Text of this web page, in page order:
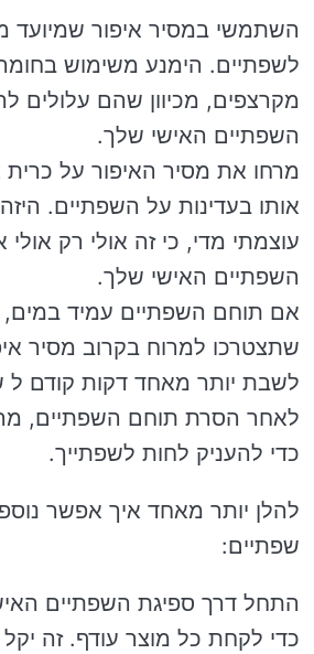
השתמשי במסיר איפור שמיועד
לשפתיים. הימנע משימוש
מקרצפים, מכיוון שהם עלולים
השפתיים האישי שלך.
מרחו את מסיר האיפור על כרית
אותו בעדינות על השפתיים.
עוצמתי מדי, כי זה אולי רק
השפתיים האישי שלך.
אם תוחם השפתיים עמיד במים,
שתצטרכו למרוח בקרוב מסיר
לשבת יותר מאחד דקות קודם ל
לאחר הסרת תוחם השפתיים,
כדי להעניק לחות לשפתייך.
להלן יותר מאחד איך אפשר
שפתיים:
התחל דרך ספיגת השפתיים
כדי לקחת כל מוצר עודף. זה